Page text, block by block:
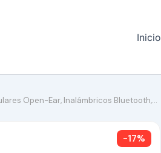
Inicio
Open-Ear, Inalámbricos Bluetooth,…
-17%